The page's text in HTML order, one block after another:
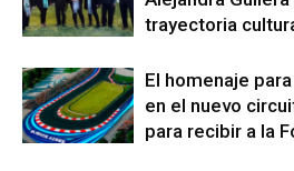
trayectoria
El homenaje
en el nuevo
para recibir a la